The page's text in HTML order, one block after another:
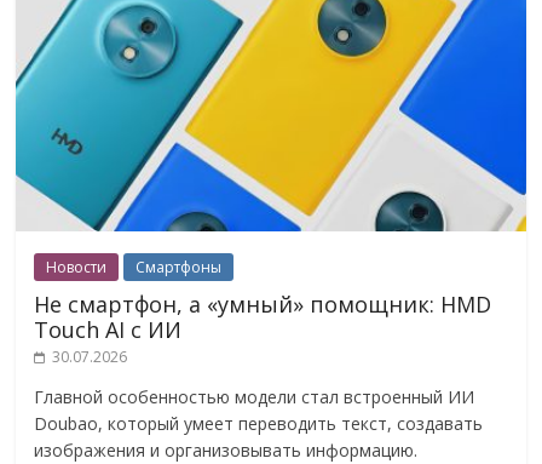
Новости Смартфоны
Не смартфон, а «умный» помощник: HMD
Touch AI с ИИ
30.07.2026
Главной особенностью модели стал встроенный ИИ
Doubao, который умеет переводить текст, создавать
изображения и организовывать информацию.